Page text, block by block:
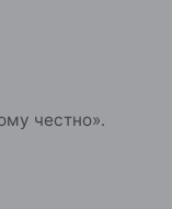
честно».